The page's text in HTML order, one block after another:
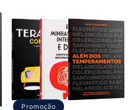
Quarto
de
Guerra
Livro
+
Devocional
Quarto
de
Guerra
|
Livro
+
Devocional
Promoção